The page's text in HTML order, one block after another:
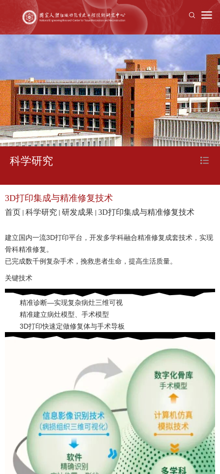
科学研究
3D打印集成与精准修复技术
首页 科学研究 研发成果 3D打印集成与精准修复技术
建立国内一流3D打印平台，开发多学科融合精准修复成套技术，实现
骨科精准修复。
已完成数千例复杂手术，挽救患者生命，提高生活质量。
关键技术
精准诊断—实现复杂病灶三维可视
精准建立病灶模型、手术模型
3D打印快速定做修复体与手术导板